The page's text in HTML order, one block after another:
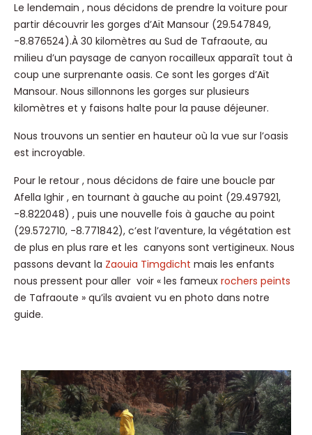
Le lendemain , nous décidons de prendre la voiture pour
partir découvrir les gorges d’Aït Mansour (29.547849,
-8.876524).À 30 kilomètres au Sud de Tafraoute, au
milieu d’un paysage de canyon rocailleux apparaît tout à
coup une surprenante oasis. Ce sont les gorges d’Aït
Mansour. Nous sillonnons les gorges sur plusieurs
kilomètres et y faisons halte pour la pause déjeuner.
Nous trouvons un sentier en hauteur où la vue sur l’oasis
est incroyable.
Pour le retour , nous décidons de faire une boucle par
Afella Ighir , en tournant à gauche au point (29.497921,
-8.822048) , puis une nouvelle fois à gauche au point
(29.572710, -8.771842), c’est l’aventure, la végétation est
de plus en plus rare et les canyons sont vertigineux. Nous
passons devant la Zaouia Timgdicht mais les enfants
nous pressent pour aller voir « les fameux rochers peints
de Tafraoute » qu’ils avaient vu en photo dans notre
guide.